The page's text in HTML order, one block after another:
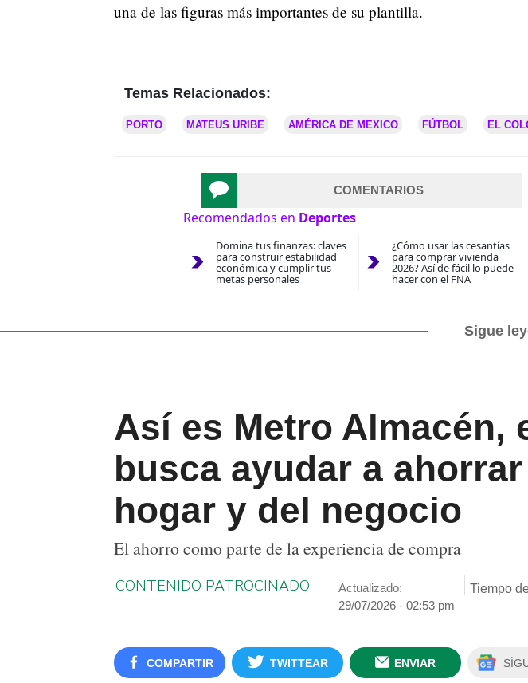
una de las figuras más importantes de su plantilla.
Temas Relacionados:
PORTO MATEUS URIBE AMÉRICA DE MEXICO FÚTBOL EL
COMENTARIOS
Recomendados en Deportes
Domina tus finanzas: claves
para construir estabilidad
económica y cumplir tus
metas personales
¿Cómo usar las cesantías
para comprar vivienda
2026? Así de fácil lo puede
hacer con el FNA
Sigue
Así es Metro Almacén,
busca ayudar a
hogar y del negocio
El ahorro como parte de la experiencia de compra
CONTENIDO PATROCINADO
Actualizado:
29/07/2026 - 02:53 pm
Tiempo
COMPARTIR TWITTEAR ENVIAR